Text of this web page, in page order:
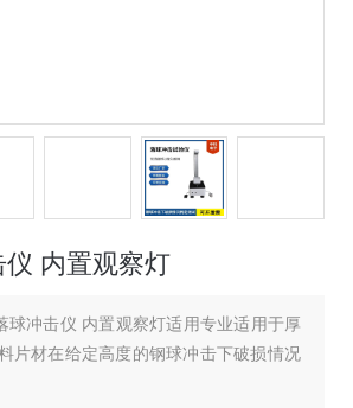
内置观察灯
球冲击仪 内置观察灯适用专业适用于厚
片材在给定高度的钢球冲击下破损情况